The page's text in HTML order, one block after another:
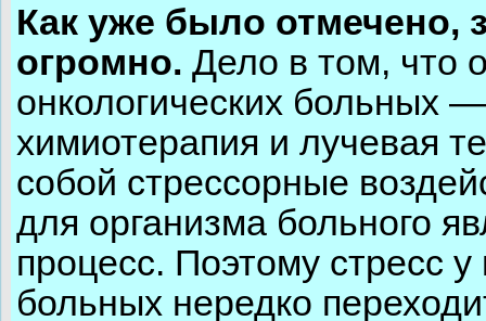
Как уже было отмечено,
огромно. Дело в том, что
онкологических больных
химиотерапия и лучевая
собой стрессорные
для организма больного
процесс. Поэтому стресс
больных нередко